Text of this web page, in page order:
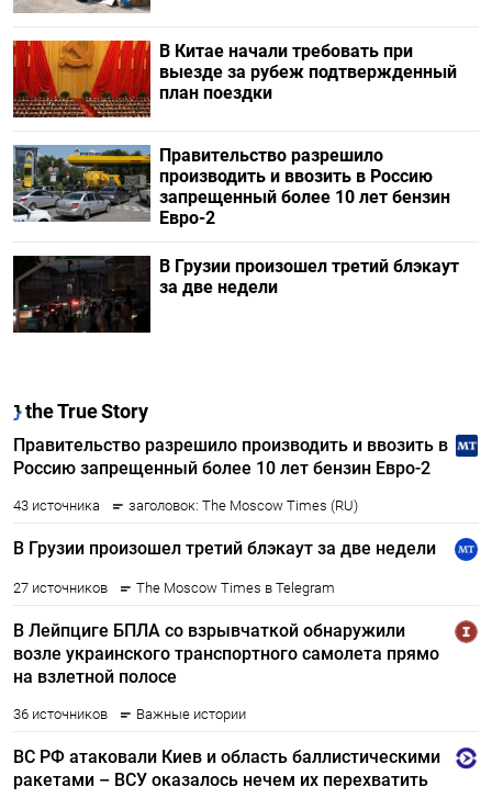
В Китае начали требовать при
выезде за рубеж подтвержденный
план поездки
Правительство разрешило
производить и ввозить в Россию
запрещенный более 10 лет бензин
Евро-2
В Грузии произошел третий блэкаут
за две недели